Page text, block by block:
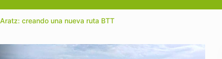
creando una nueva ruta BTT